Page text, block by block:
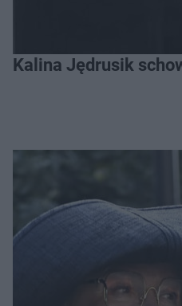
Kalina Jędrusik